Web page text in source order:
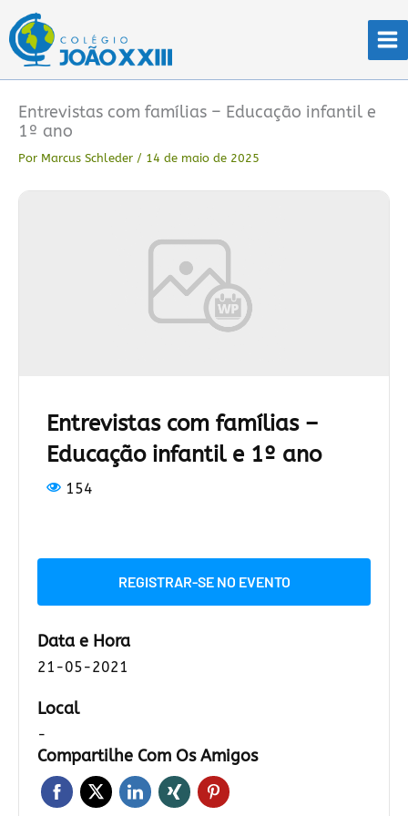
para
conteúdo
Entrevistas com famílias – Educação infantil e
1º ano
Por Marcus Schleder / 14 de maio de 2025
Entrevistas com famílias –
Educação infantil e 1º ano
154
REGISTRAR-SE NO EVENTO
Data e Hora
21-05-2021
Local
-
Compartilhe Com Os Amigos